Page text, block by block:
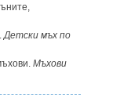
Детски мъх по
Мъхови